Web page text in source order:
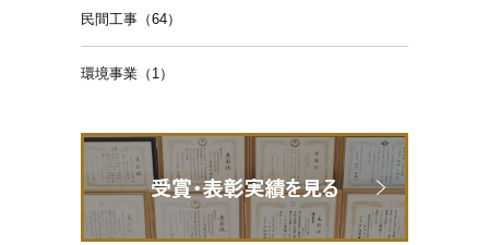
民間工事（64）
環境事業（1）